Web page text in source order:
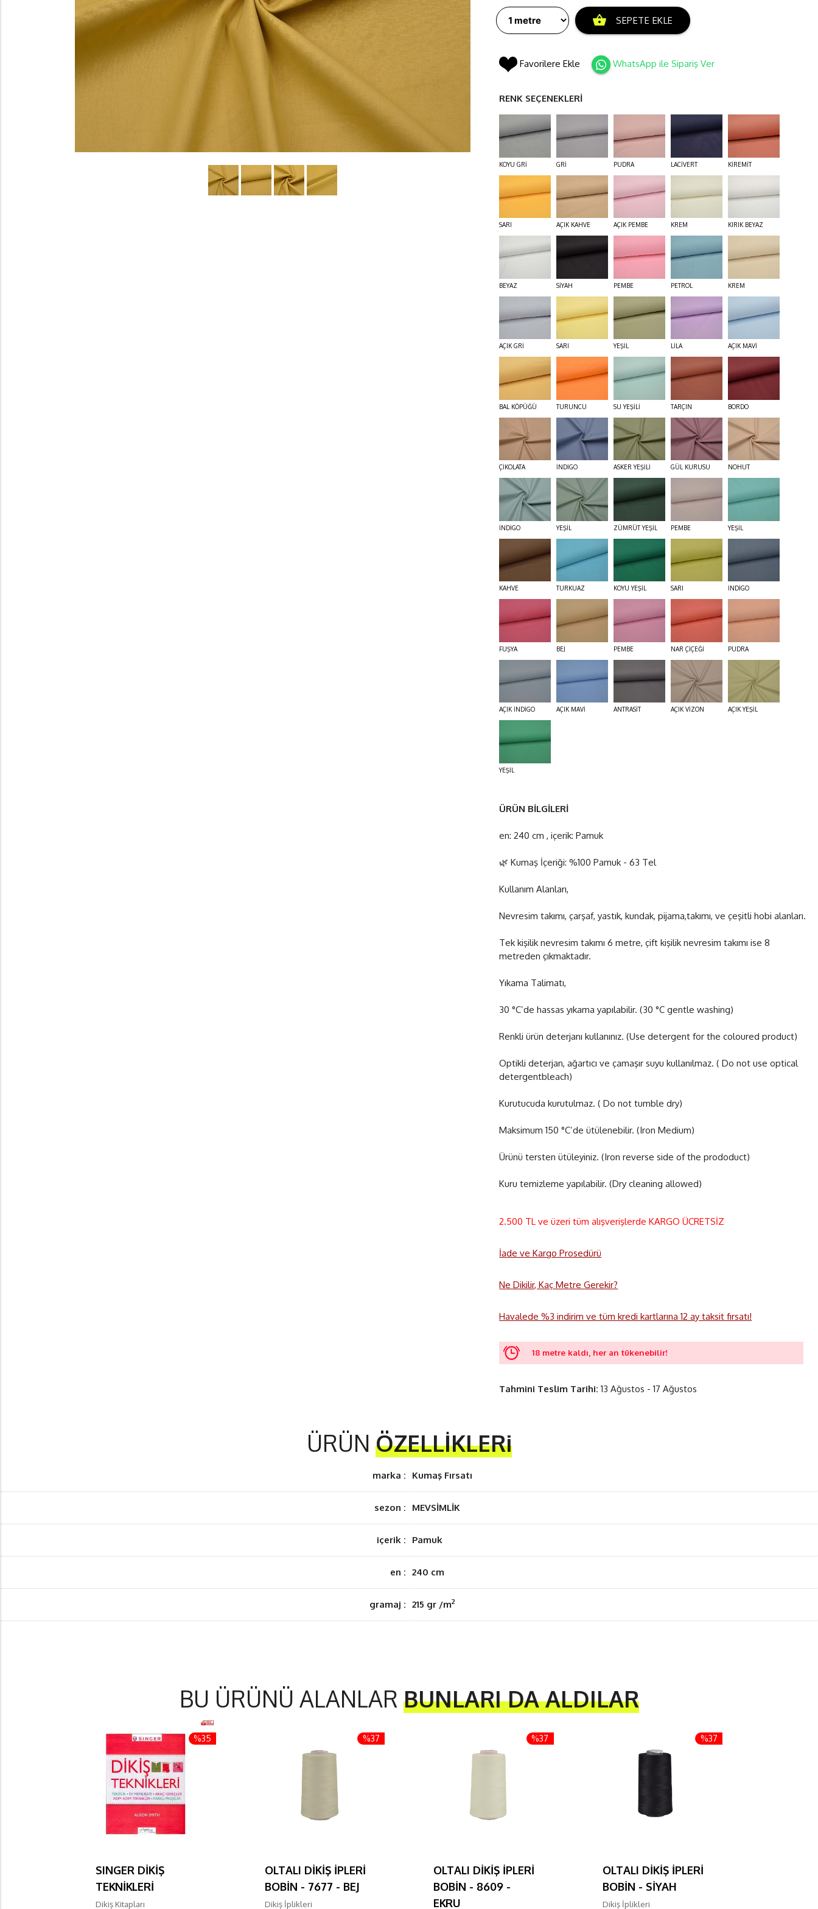
shopping_basket SEPETE EKLE
Favorilere Ekle WhatsApp ile Sipariş Ver
RENK SEÇENEKLERİ
KOYU GRİ GRİ PUDRA LACİVERT KİREMİT
SARI AÇIK KAHVE AÇIK PEMBE KREM KIRIK BEYAZ
BEYAZ SİYAH PEMBE PETROL KREM
AÇIK GRİ SARI YEŞİL LİLA AÇIK MAVİ
BAL KÖPÜĞÜ TURUNCU SU YEŞİLİ TARÇIN BORDO
ÇİKOLATA İNDİGO ASKER YEŞİLİ GÜL KURUSU NOHUT
İNDİGO YEŞİL ZÜMRÜT YEŞİL PEMBE YEŞİL
KAHVE TURKUAZ KOYU YEŞİL SARI İNDİGO
FUŞYA BEJ PEMBE NAR ÇİÇEĞİ PUDRA
AÇIK İNDİGO AÇIK MAVİ ANTRASİT AÇIK VİZON AÇIK YEŞİL
YEŞİL
ÜRÜN BİLGİLERİ
en: 240 cm , içerik: Pamuk
🌿 Kumaş İçeriği: %100 Pamuk - 63 Tel
Kullanım Alanları,
Nevresim takımı, çarşaf, yastık, kundak, pijama,takımı, ve çeşitli hobi alanları.
Tek kişilik nevresim takımı 6 metre, çift kişilik nevresim takımı ise 8
metreden çıkmaktadır.
Yıkama Talimatı,
30 °C’de hassas yıkama yapılabilir. (30 °C gentle washing)
Renkli ürün deterjanı kullanınız. (Use detergent for the coloured product)
Optikli deterjan, ağartıcı ve çamaşır suyu kullanılmaz. ( Do not use optical
detergentbleach)
Kurutucuda kurutulmaz. ( Do not tumble dry)
Maksimum 150 °C’de ütülenebilir. (Iron Medium)
Ürünü tersten ütüleyiniz. (Iron reverse side of the prododuct)
Kuru temizleme yapılabilir. (Dry cleaning allowed)
2.500 TL ve üzeri tüm alışverişlerde KARGO ÜCRETSİZ
İade ve Kargo Prosedürü
Ne Dikilir, Kaç Metre Gerekir?
Havalede %3 indirim ve tüm kredi kartlarına 12 ay taksit fırsatı!
18 metre kaldı, her an tükenebilir!
Tahmini Teslim Tarihi:13 Ağustos - 17 Ağustos
ÜRÜN ÖZELLİKLERi
marka : Kumaş Fırsatı
sezon : MEVSİMLİK
içerik : Pamuk
en : 240 cm
gramaj : 215 gr /m2
BU ÜRÜNÜ ALANLAR BUNLARI DA ALDILAR
%35
SINGER DİKİŞ
TEKNİKLERİ
Dikiş Kitapları
%37
OLTALI DİKİŞ İPLERİ
BOBİN - 7677 - BEJ
Dikiş İplikleri
%37
OLTALI DİKİŞ İPLERİ
BOBİN - 8609 -
EKRU
%37
OLTALI DİKİŞ İPLERİ
BOBİN - SİYAH
Dikiş İplikleri